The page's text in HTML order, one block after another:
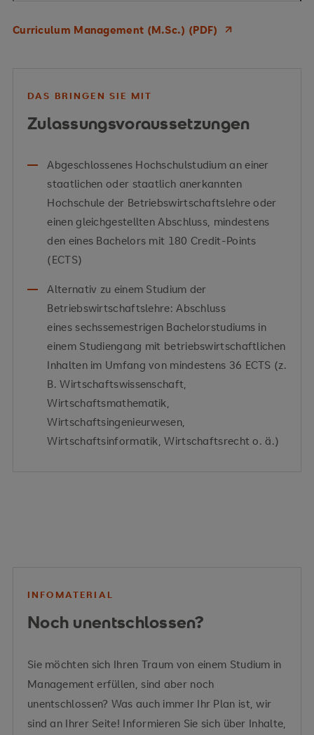
Curriculum Management (M.Sc.) (PDF)
DAS BRINGEN SIE MIT
Zulassungsvoraussetzungen
Abgeschlossenes Hochschulstudium an einer
staatlichen oder staatlich anerkannten
Hochschule der Betriebswirtschaftslehre oder
einen gleichgestellten Abschluss, mindestens
den eines Bachelors mit 180 Credit-Points
(ECTS)
Alternativ zu einem Studium der
Betriebswirtschaftslehre: Abschluss
eines sechssemestrigen Bachelorstudiums in
einem Studiengang mit betriebswirtschaftlichen
Inhalten im Umfang von mindestens 36 ECTS (z.
B. Wirtschaftswissenschaft,
Wirtschaftsmathematik,
Wirtschaftsingenieurwesen,
Wirtschaftsinformatik, Wirtschaftsrecht o. ä.)
INFOMATERIAL
Noch unentschlossen?
Sie möchten sich Ihren Traum von einem Studium in
Management erfüllen, sind aber noch
unentschlossen? Was auch immer Ihr Plan ist, wir
sind an Ihrer Seite! Informieren Sie sich über Inhalte,